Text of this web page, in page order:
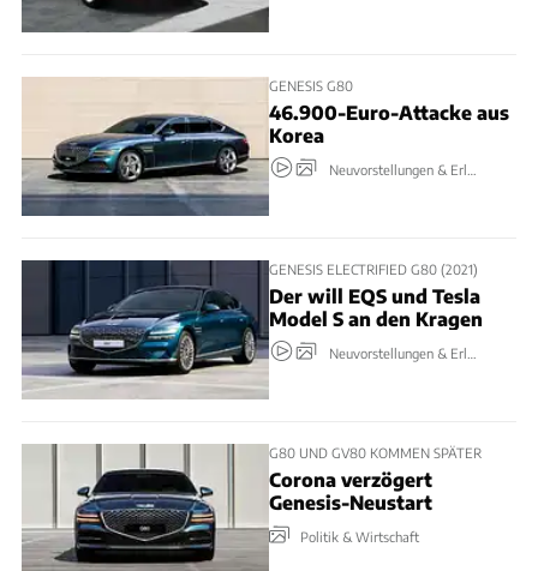
GENESIS G80
46.900-Euro-Attacke aus
Korea
Neuvorstellungen & Erlkönige
GENESIS ELECTRIFIED G80 (2021)
Der will EQS und Tesla
Model S an den Kragen
Neuvorstellungen & Erlkönige
G80 UND GV80 KOMMEN SPÄTER
Corona verzögert
Genesis-Neustart
Politik & Wirtschaft